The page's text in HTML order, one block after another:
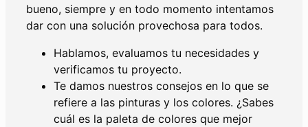
bueno, siempre y en todo momento intentamos
dar con una solución provechosa para todos.
Hablamos, evaluamos tu necesidades y
verificamos tu proyecto.
Te damos nuestros consejos en lo que se
refiere a las pinturas y los colores. ¿Sabes
cuál es la paleta de colores que mejor